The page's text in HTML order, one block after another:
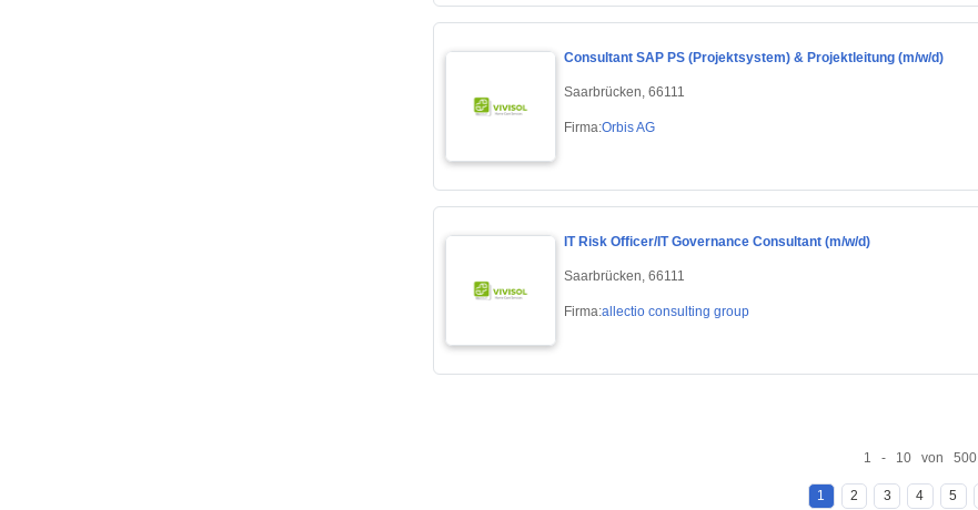
Consultant SAP PS (Projektsystem) & Projektleitung (m/w/d)
Saarbrücken, 66111
Firma:Orbis AG
IT Risk Officer/IT Governance Consultant (m/w/d)
Saarbrücken, 66111
Firma:allectio consulting group
1 - 10 von 500
1 2 3 4 5